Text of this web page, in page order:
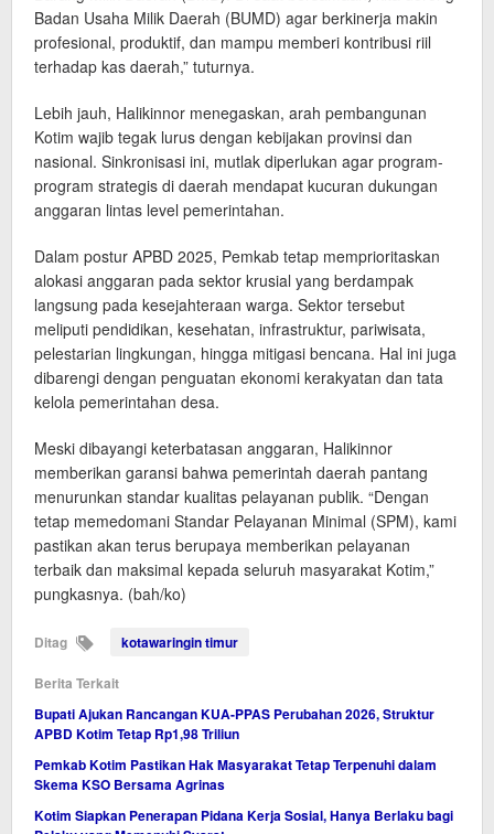
Badan Usaha Milik Daerah (BUMD) agar berkinerja makin
profesional, produktif, dan mampu memberi kontribusi riil
terhadap kas daerah,” tuturnya.
​Lebih jauh, Halikinnor menegaskan, arah pembangunan
Kotim wajib tegak lurus dengan kebijakan provinsi dan
nasional. Sinkronisasi ini, mutlak diperlukan agar program-
program strategis di daerah mendapat kucuran dukungan
anggaran lintas level pemerintahan.
​Dalam postur APBD 2025, Pemkab tetap memprioritaskan
alokasi anggaran pada sektor krusial yang berdampak
langsung pada kesejahteraan warga. Sektor tersebut
meliputi pendidikan, kesehatan, infrastruktur, pariwisata,
pelestarian lingkungan, hingga mitigasi bencana. Hal ini juga
dibarengi dengan penguatan ekonomi kerakyatan dan tata
kelola pemerintahan desa.
​Meski dibayangi keterbatasan anggaran, Halikinnor
memberikan garansi bahwa pemerintah daerah pantang
menurunkan standar kualitas pelayanan publik. “Dengan
tetap memedomani Standar Pelayanan Minimal (SPM), kami
pastikan akan terus berupaya memberikan pelayanan
terbaik dan maksimal kepada seluruh masyarakat Kotim,”
pungkasnya. (bah/ko)
Ditag kotawaringin timur
Berita Terkait
Bupati Ajukan Rancangan KUA-PPAS Perubahan 2026, Struktur
APBD Kotim Tetap Rp1,98 Triliun
Pemkab Kotim Pastikan Hak Masyarakat Tetap Terpenuhi dalam
Skema KSO Bersama Agrinas
Kotim Siapkan Penerapan Pidana Kerja Sosial, Hanya Berlaku bagi